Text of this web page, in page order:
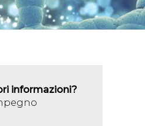
informazioni?